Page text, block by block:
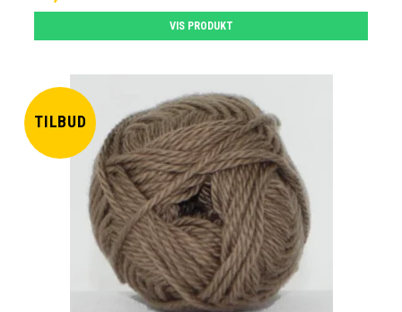
VIS PRODUKT
TILBUD